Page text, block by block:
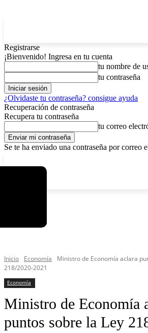
Registrarse
¡Bienvenido! Ingresa en tu cuenta
tu nombre de
tu contraseña
¿Olvidaste tu contraseña? consigue ayuda
Recuperación de contraseña
Recupera tu contraseña
tu correo
Se te ha enviado una contraseña por correo
Inicio Economía
Ministro de Economía aclara
218/2020-2021
Economía
Ministro de Economía
puntos sobre la Ley